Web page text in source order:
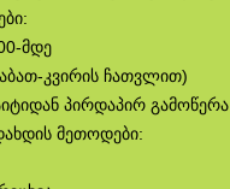
მდე
კვირის ჩათვლით)
პირდაპირ გამოწერა
მეთოდები: